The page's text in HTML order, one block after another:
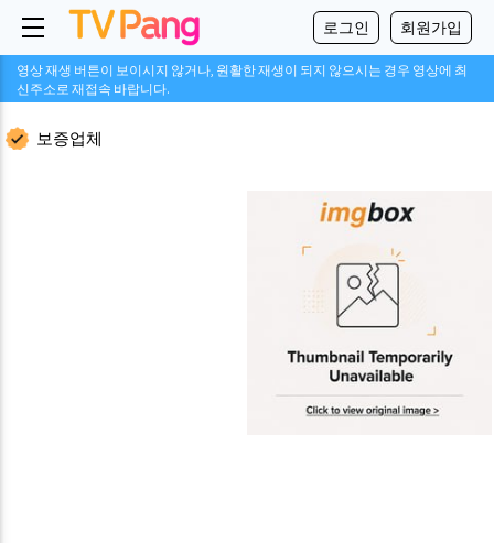
로그인 회원가입
영상 재생 버튼이 보이시지 않거나, 원활한 재생이 되지 않으시는 경우 영상에 최
신주소로 재접속 바랍니다.
보증업체